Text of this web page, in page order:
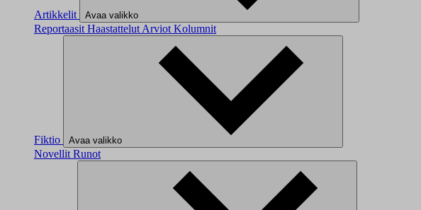
Artikkelit Avaa valikko
Reportaasit Haastattelut Arviot Kolumnit
Fiktio Avaa valikko
Novellit Runot